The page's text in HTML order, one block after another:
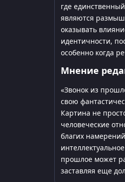
где
являются
оказывать
идентичности,
особенно когда
Мнение
«Звонок из
свою
Картина не
человеческие
благих
прошлое может
заставляя еще